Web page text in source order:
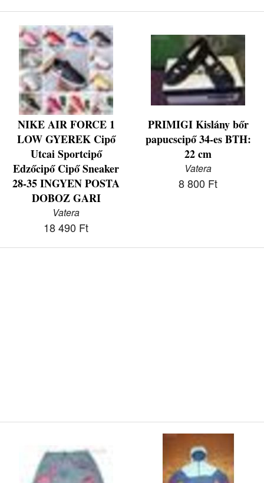
NIKE AIR FORCE 1
LOW GYEREK Cipő
Utcai Sportcipő
Edzőcipő Cipő Sneaker
28-35 INGYEN POSTA
DOBOZ GARI
Vatera
18 490 Ft
PRIMIGI Kislány bőr
papucscipő 34-es BTH:
22 cm
Vatera
8 800 Ft